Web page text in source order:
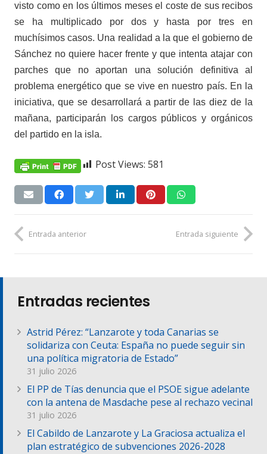
visto como en los últimos meses el coste de sus recibos
se ha multiplicado por dos y hasta por tres en
muchísimos casos. Una realidad a la que el gobierno de
Sánchez no quiere hacer frente y que intenta atajar con
parches que no aportan una solución definitiva al
problema energético que se vive en nuestro país. En la
iniciativa, que se desarrollará a partir de las diez de la
mañana, participarán los cargos públicos y orgánicos
del partido en la isla.
Post Views: 581
Entrada anterior Entrada siguiente
Entradas recientes
Astrid Pérez: “Lanzarote y toda Canarias se
solidariza con Ceuta: España no puede seguir sin
una política migratoria de Estado”
31 julio 2026
El PP de Tías denuncia que el PSOE sigue adelante
con la antena de Masdache pese al rechazo vecinal
31 julio 2026
El Cabildo de Lanzarote y La Graciosa actualiza el
plan estratégico de subvenciones 2026-2028